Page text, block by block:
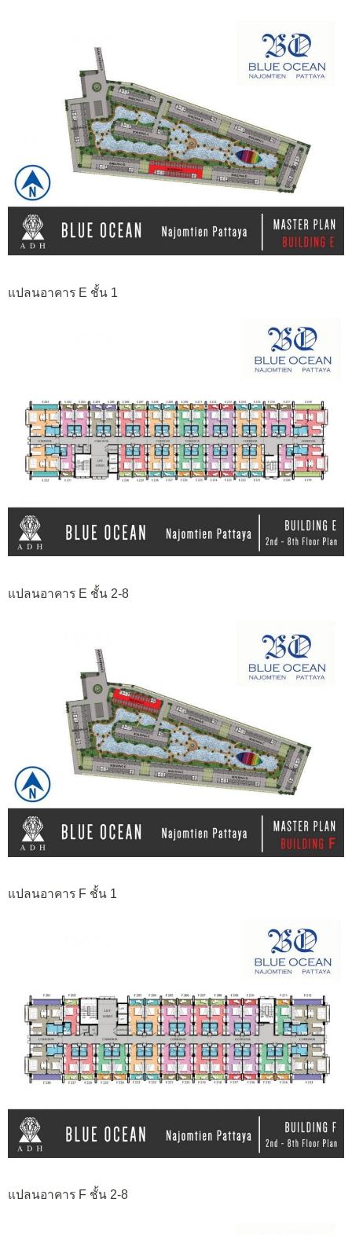
แปลนอาคาร E ชั้น 1
แปลนอาคาร E ชั้น 2-8
แปลนอาคาร F ชั้น 1
แปลนอาคาร F ชั้น 2-8